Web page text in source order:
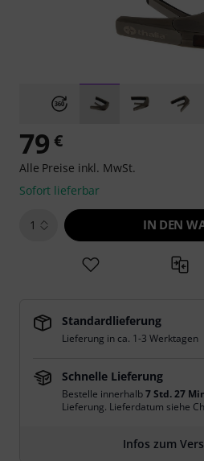
79 €
Alle Preise inkl. MwSt.
Sofort lieferbar
1 IN DEN
Standardlieferung
Lieferung in ca. 1-3 Werktagen
Schnelle Lieferung
Bestelle innerhalb7 Std. 27
Lieferung. Lieferdatum siehe
Infos zum